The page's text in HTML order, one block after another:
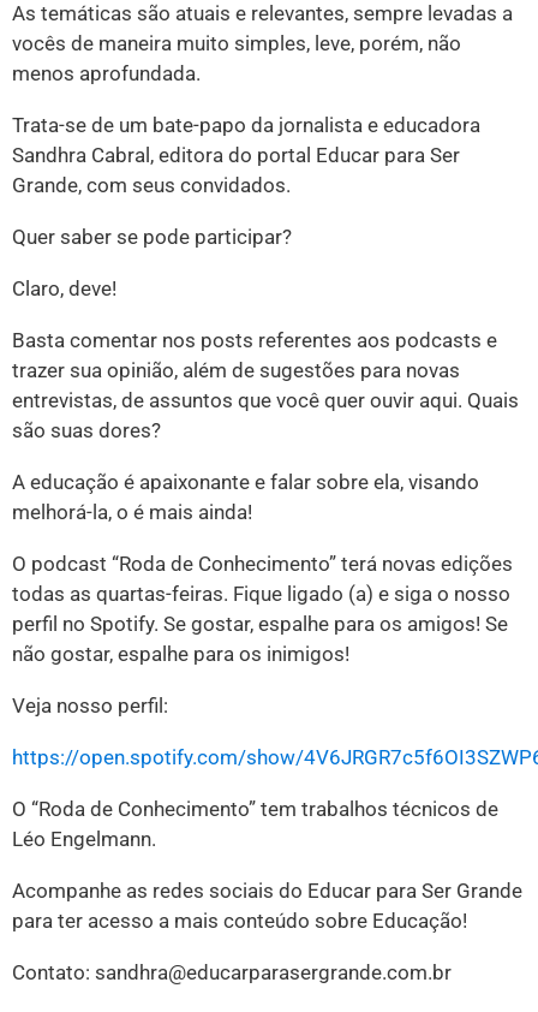
As temáticas são atuais e relevantes, sempre levadas a
vocês de maneira muito simples, leve, porém, não
menos aprofundada.
Trata-se de um bate-papo da jornalista e educadora
Sandhra Cabral, editora do portal Educar para Ser
Grande, com seus convidados.
Quer saber se pode participar?
Claro, deve!
Basta comentar nos posts referentes aos podcasts e
trazer sua opinião, além de sugestões para novas
entrevistas, de assuntos que você quer ouvir aqui. Quais
são suas dores?
A educação é apaixonante e falar sobre ela, visando
melhorá-la, o é mais ainda!
O podcast “Roda de Conhecimento” terá novas edições
todas as quartas-feiras. Fique ligado (a) e siga o nosso
perfil no Spotify. Se gostar, espalhe para os amigos! Se
não gostar, espalhe para os inimigos!
Veja nosso perfil:
https://open.spotify.com/show/
O “Roda de Conhecimento” tem trabalhos técnicos de
Léo Engelmann.
Acompanhe as redes sociais do Educar para Ser Grande
para ter acesso a mais conteúdo sobre Educação!
Contato: sandhra@educarparasergrande.com.br